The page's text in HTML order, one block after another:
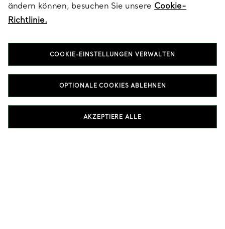
KUNDENSERVICE
ändern können, besuchen Sie unsere Cookie-
Richtlinie.
COOKIE-EINSTELLUNGEN VERWALTEN
OPTIONALE COOKIES ABLEHNEN
AKZEPTIERE ALLE